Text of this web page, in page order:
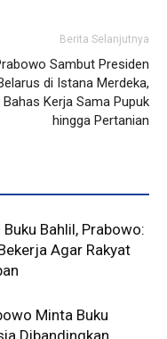
Berita Selanjutnya
Sambut Presiden
di Istana Merdeka,
Bahas Kerja Sama Pupuk
hingga Pertanian
Bahlil, Prabowo:
Agar Rakyat
Minta Buku